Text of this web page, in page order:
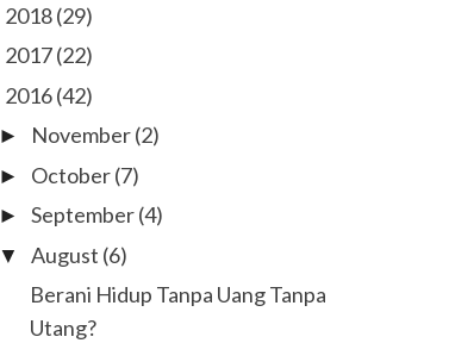
2018(29)
2017(22)
2016(42)
► November (2)
► October (7)
► September (4)
▼ August (6)
Berani Hidup Tanpa Uang Tanpa
Utang?